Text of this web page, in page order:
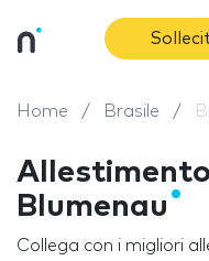
Home Brasile
Blumenau
Collega con i migliori